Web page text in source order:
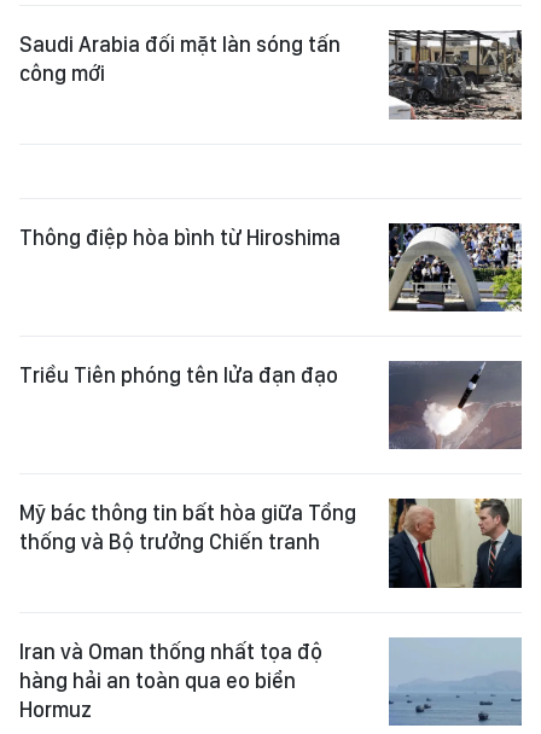
Saudi Arabia đối mặt làn sóng tấn
công mới
Thông điệp hòa bình từ Hiroshima
Triều Tiên phóng tên lửa đạn đạo
Mỹ bác thông tin bất hòa giữa Tổng
thống và Bộ trưởng Chiến tranh
Iran và Oman thống nhất tọa độ
hàng hải an toàn qua eo biển
Hormuz